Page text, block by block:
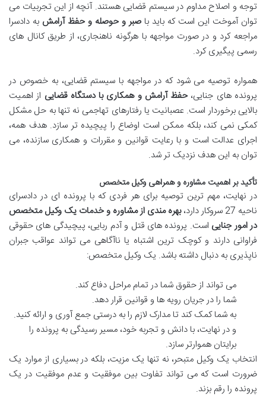
توجه و اصلاح مداوم در سیستم قضایی هستند. آنچه از این تجربیات می
توان آموخت این است که باید با صبر و حوصله و حفظ آرامش به دادسرا
مراجعه کرد و در صورت مواجهه با هرگونه ناهنجاری، از طریق کانال های
رسمی پیگیری کرد.
همواره توصیه می شود که در مواجهه با سیستم قضایی، به خصوص در
پرونده های جنایی،حفظ آرامش و همکاری با دستگاه قضایی از اهمیت
بالایی برخوردار است. عصبانیت یا رفتارهای تهاجمی نه تنها به حل مشکل
کمکی نمی کند، بلکه ممکن است اوضاع را پیچیده تر سازد. هدف همه،
اجرای عدالت است و با رعایت قوانین و مقررات و همکاری سازنده، می
توان به این هدف نزدیک تر شد.
تأکید بر اهمیت مشاوره و همراهی وکیل متخصص
در نهایت، مهم ترین توصیه برای هر فردی که با پرونده ای در دادسرای
ناحیه 27 سروکار دارد،
بهره مندی از مشاوره و خدمات یک وکیل متخصص
در امور جنایی است. پرونده های قتل و آدم ربایی، پیچیدگی های حقوقی
فراوانی دارند و کوچک ترین اشتباه یا ناآگاهی می تواند عواقب جبران
ناپذیری به دنبال داشته باشد. یک وکیل متخصص:
می تواند از حقوق شما در تمام مراحل دفاع کند.
شما را در جریان رویه ها و قوانین قرار دهد.
به شما کمک کند تا مدارک لازم را به درستی جمع آوری و ارائه کنید.
و در نهایت، با دانش و تجربه خود، مسیر رسیدگی به پرونده را
برایتان هموارتر سازد.
انتخاب یک وکیل متبحر، نه تنها یک مزیت، بلکه در بسیاری از موارد یک
ضرورت است که می تواند تفاوت بین موفقیت و عدم موفقیت در یک
پرونده را رقم بزند.